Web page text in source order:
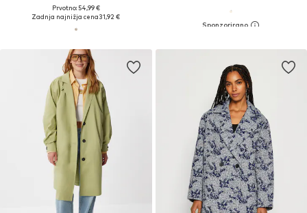
Prvotno: 54,99 €
Zadnja najnižja cena31,92 €